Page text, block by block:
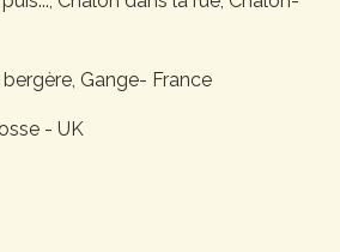
Gange- France
- UK